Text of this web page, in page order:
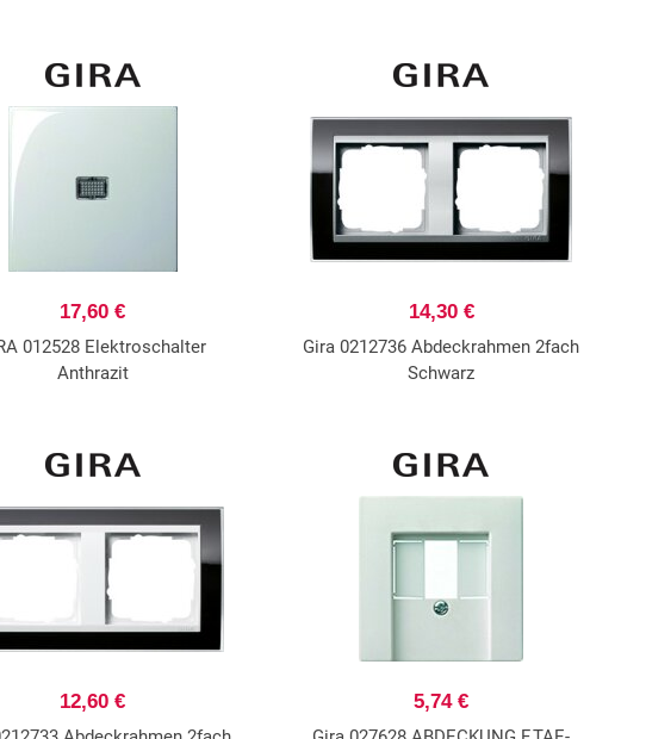
17,60 €
012528 Elektroschalter
Anthrazit
14,30 €
Gira 0212736 Abdeckrahmen 2fach
Schwarz
12,60 € 5,74 €